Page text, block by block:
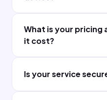
What is your pricing
it cost?
Is your service